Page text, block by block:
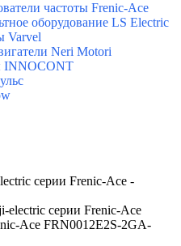
частоты Frenic-Ace
оборудование LS Electric
Varvel
Neri Motori
INNOCONT
серии Frenic-Ace -